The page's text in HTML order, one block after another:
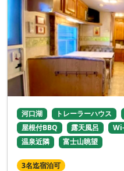
河口湖 トレーラーハウス
屋根付BBQ
露天風呂
温泉近隣
富士山眺望
3名迄宿泊可